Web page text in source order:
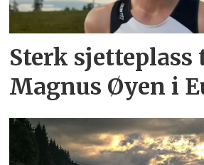
Sterk sjetteplass
Magnus Øyen i